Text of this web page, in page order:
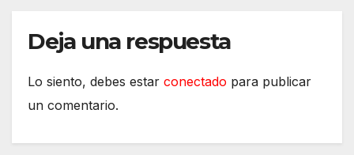
Deja una respuesta
Lo siento, debes estar conectado para publicar
un comentario.